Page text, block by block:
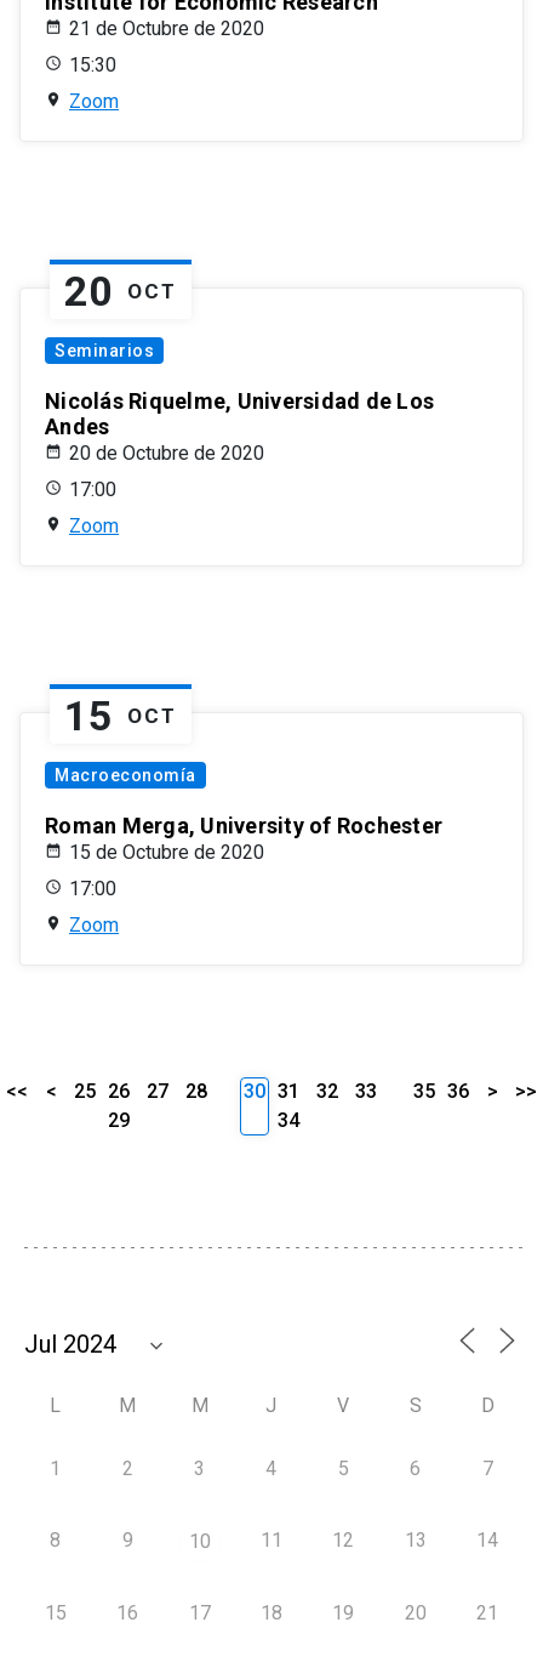
21 de Octubre de 2020
15:30
Zoom
20 OCT
Seminarios
Nicolás Riquelme, Universidad de Los
Andes
20 de Octubre de 2020
17:00
Zoom
15 OCT
Macroeconomía
Roman Merga, University of Rochester
15 de Octubre de 2020
17:00
Zoom
<< < 25 26 27
28
29
30 31 32
33
34
35 36 > >>
L M M J V S D
1 2 3 4 5 6 7
8 9 10 11 12 13 14
15 16 17 18 19 20 21